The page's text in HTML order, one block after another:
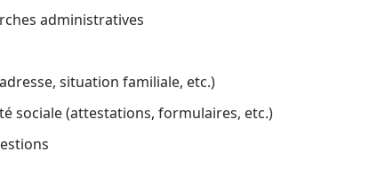
administratives
situation familiale, etc.)
sociale (attestations, formulaires, etc.)